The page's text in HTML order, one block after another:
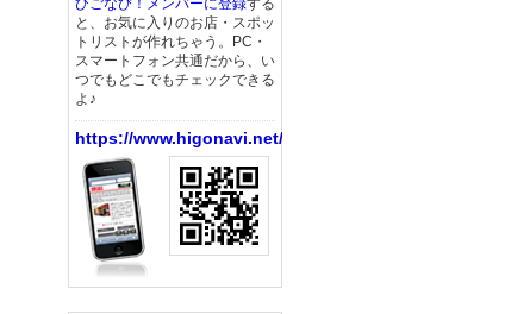
ひごなび！メンバーに登録する
と、お気に入りのお店・スポッ
トリストが作れちゃう。PC・
スマートフォン共通だから、い
つでもどこでもチェックできる
よ♪
https://www.higonavi.net/